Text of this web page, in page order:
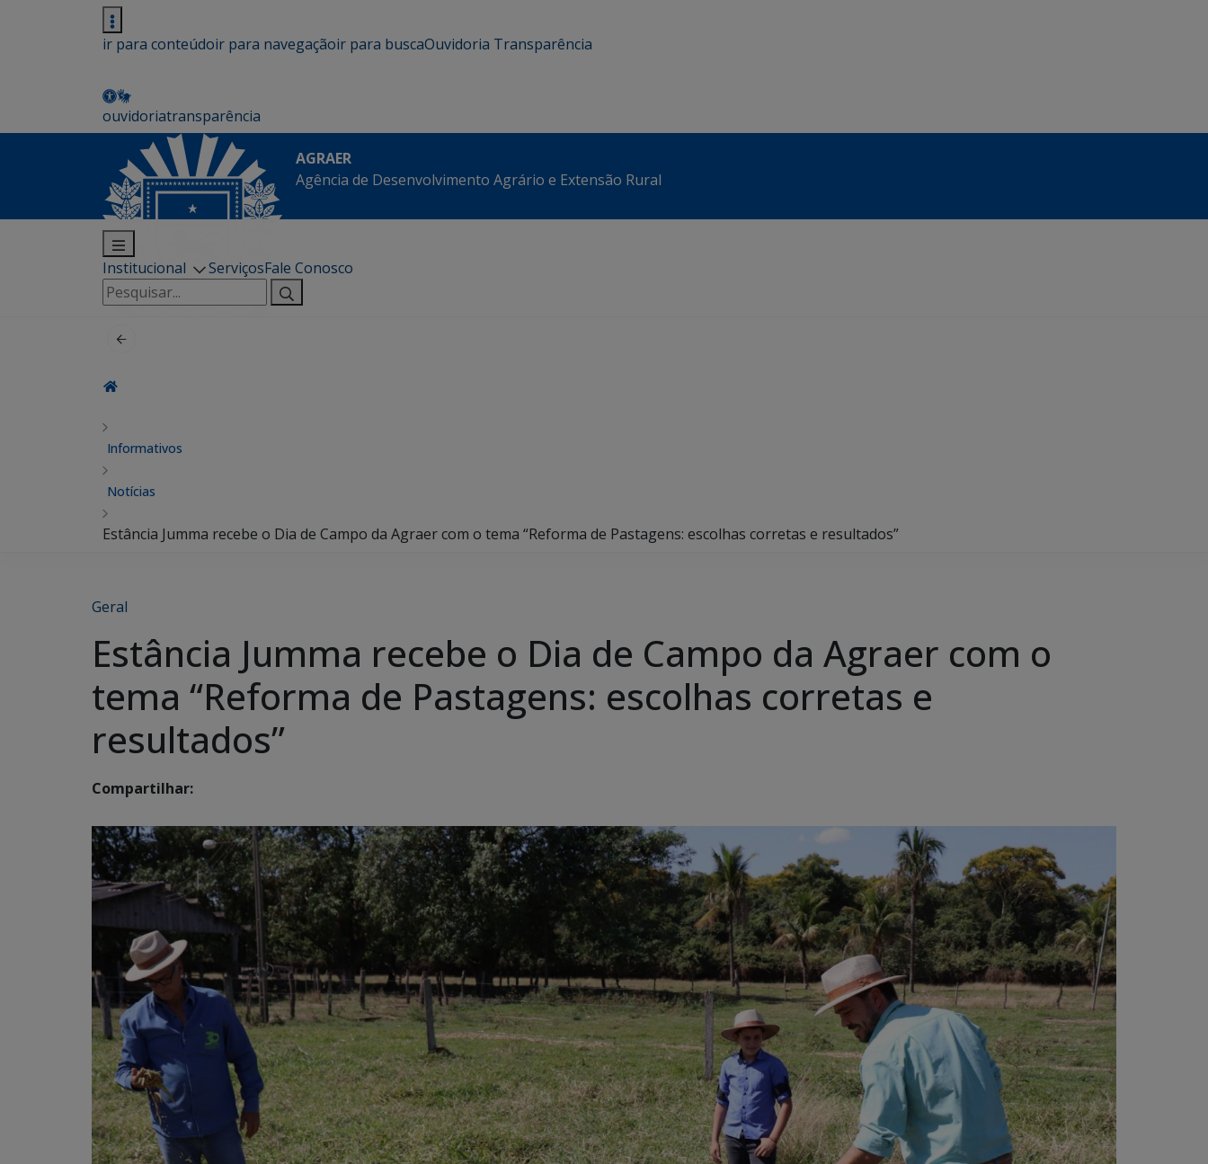
ir para conteúdoir para navegaçãoir para buscaOuvidoria Transparência
ouvidoriatransparência
AGRAER
Agência de Desenvolvimento Agrário e Extensão Rural
Institucional ServiçosFale Conosco
Pesquisar
por:
Informativos
Notícias
Estância Jumma recebe o Dia de Campo da Agraer com o tema “Reforma de Pastagens: escolhas corretas e resultados”
Geral
Estância Jumma recebe o Dia de Campo da Agraer com o
tema “Reforma de Pastagens: escolhas corretas e
resultados”
Compartilhar: